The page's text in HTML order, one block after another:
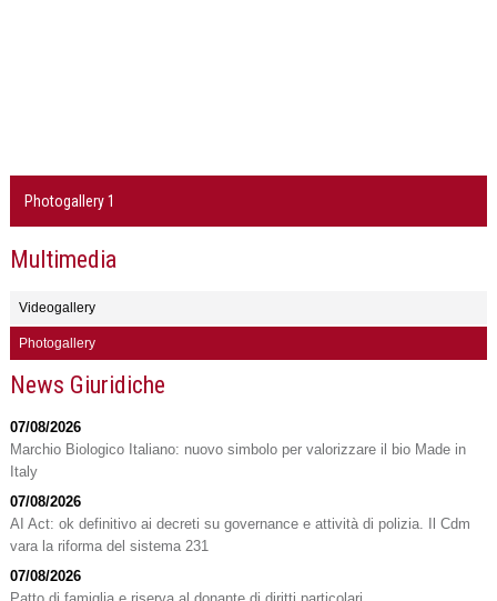
Photogallery 1
Multimedia
Videogallery
Photogallery
News Giuridiche
07/08/2026
Marchio Biologico Italiano: nuovo simbolo per valorizzare il bio Made in
Italy
07/08/2026
AI Act: ok definitivo ai decreti su governance e attività di polizia. Il Cdm
vara la riforma del sistema 231
07/08/2026